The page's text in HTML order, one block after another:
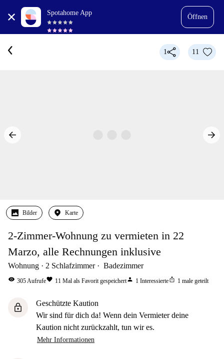
Spotahome App
Öffnen
1 11
Bilder Karte
2-Zimmer-Wohnung zu vermieten in 22
Marzo, alle Rechnungen inklusive
Wohnung 2 Schlafzimmer Badezimmer
visibility 305Aufrufefavorite 11 Mal als Favorit gespeichertperson 1 Interessierteios_share 1 male geteilt
lock
Geschützte Kaution
Wir sind für dich da! Wenn dein Vermieter deine
Kaution nicht zurückzahlt, tun wir es.
Mehr Informationen